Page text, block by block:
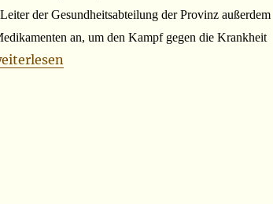
der Gesundheitsabteilung der Provinz außerdem
an, um den Kampf gegen die Krankheit